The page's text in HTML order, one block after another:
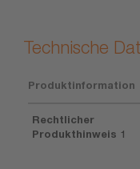
Technische
Produktinformation
Rechtlicher
Produkthinweis 1